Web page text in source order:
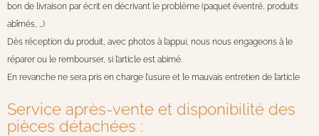
bon de livraison par écrit en décrivant le problème (paquet éventré, produits
abîmés, …)
Dès réception du produit, avec photos à l’appui, nous nous engageons à le
réparer ou le rembourser, si l’article est abimé.
En revanche ne sera pris en charge l’usure et le mauvais entretien de l’article
Service après-vente et disponibilité des
pièces détachées :